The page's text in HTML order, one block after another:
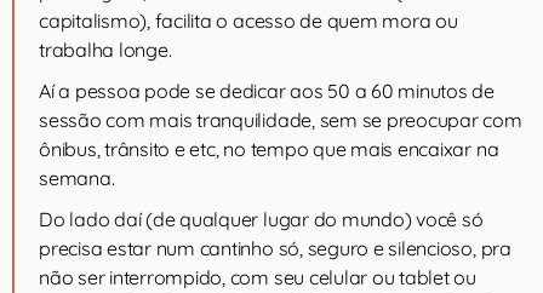
capitalismo), facilita o acesso de quem mora ou
trabalha longe.
Aí a pessoa pode se dedicar aos 50 a 60 minutos de
sessão com mais tranquilidade, sem se preocupar com
ônibus, trânsito e etc, no tempo que mais encaixar na
semana.
Do lado daí (de qualquer lugar do mundo) você só
precisa estar num cantinho só, seguro e silencioso, pra
não ser interrompido, com seu celular ou tablet ou